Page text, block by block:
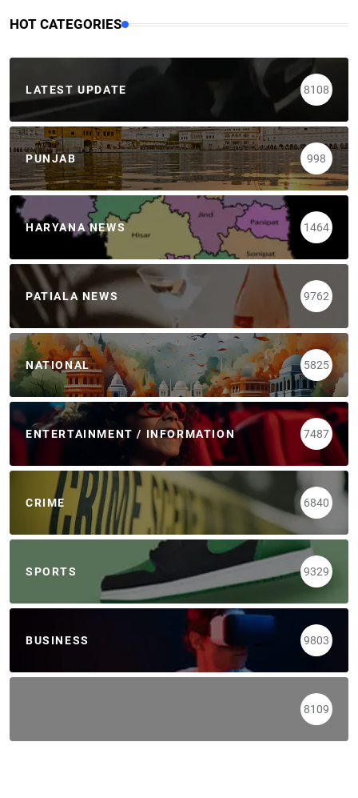
HOT CATEGORIES
LATEST UPDATE 8108
PUNJAB 998
HARYANA NEWS 1464
PATIALA NEWS 9762
NATIONAL 5825
ENTERTAINMENT / INFORMATION 7487
CRIME 6840
SPORTS 9329
BUSINESS 9803
8109